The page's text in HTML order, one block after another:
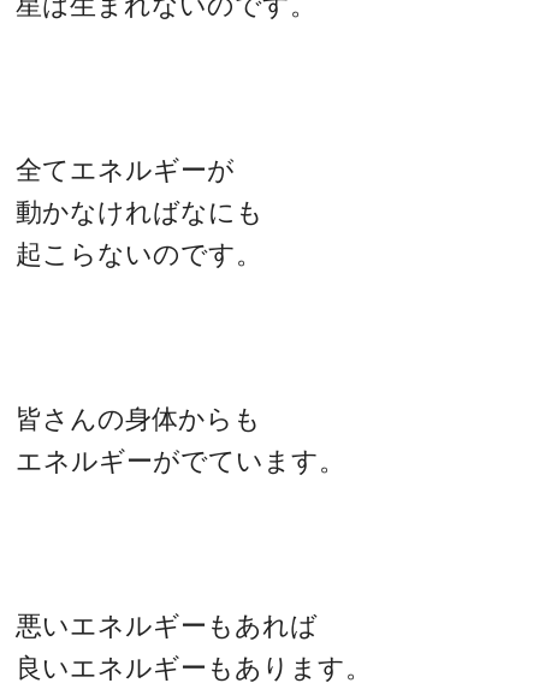
全てエネルギーが
動かなければなにも
起こらないのです。
皆さんの身体からも
エネルギーがでています。
悪いエネルギーもあれば
良いエネルギーもあります。